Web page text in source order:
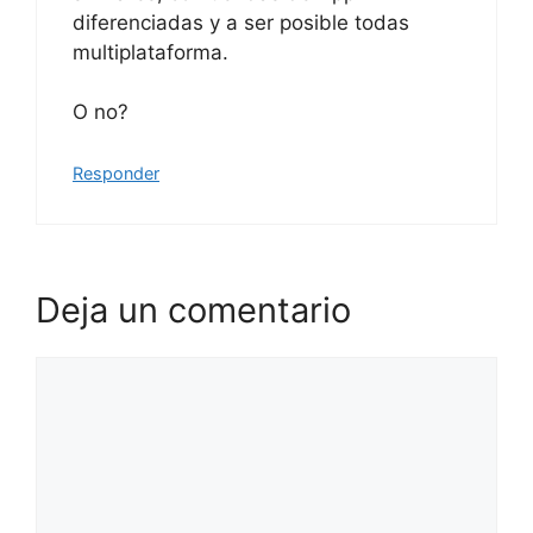
diferenciadas y a ser posible todas
multiplataforma.
O no?
Responder
Deja un comentario